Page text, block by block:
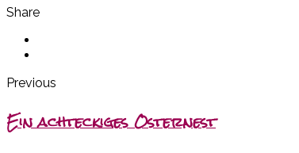
Share
Previous
Ein achteckiges Osternest